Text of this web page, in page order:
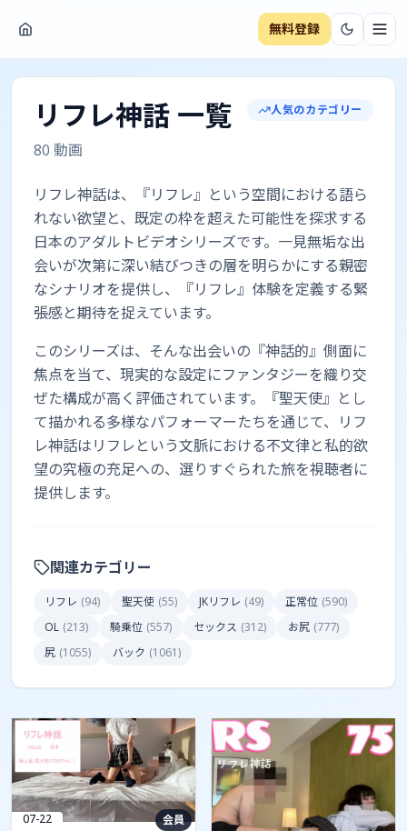
無料登録 ナビ
リフレ神話 一覧 人気のカテゴリー
80 動画
リフレ神話は、『リフレ』という空間における語ら
れない欲望と、既定の枠を超えた可能性を探求する
日本のアダルトビデオシリーズです。一見無垢な出
会いが次第に深い結びつきの層を明らかにする親密
なシナリオを提供し、『リフレ』体験を定義する緊
張感と期待を捉えています。
このシリーズは、そんな出会いの『神話的』側面に
焦点を当て、現実的な設定にファンタジーを織り交
ぜた構成が高く評価されています。『聖天使』とし
て描かれる多様なパフォーマーたちを通じて、リフ
レ神話はリフレという文脈における不文律と私的欲
望の究極の充足への、選りすぐられた旅を視聴者に
提供します。
関連カテゴリー
リフレ (94) 聖天使 (55) JKリフレ (49) 正常位 (590)
OL (213) 騎乗位 (557) セックス (312) お尻 (777)
尻 (1055) バック (1061)
会員
07-22